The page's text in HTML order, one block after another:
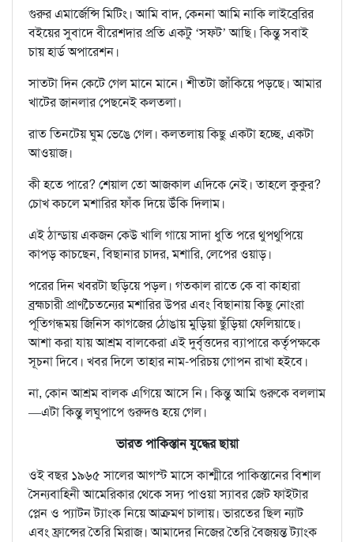
গুরুর এমার্জেন্সি মিটিং। আমি বাদ, কেননা আমি নাকি লাইব্রেরির
বইয়ের সুবাদে বীরেশদার প্রতি একটু ‘সফট’ আছি। কিন্তু সবাই
চায় হার্ড অপারেশন।
সাতটা দিন কেটে গেল মানে মানে। শীতটা জাঁকিয়ে পড়ছে। আমার
খাটের জানলার পেছনেই কলতলা।
রাত তিনটেয় ঘুম ভেঙে গেল। কলতলায় কিছু একটা হচ্ছে, একটা
আওয়াজ।
কী হতে পারে? শেয়াল তো আজকাল এদিকে নেই। তাহলে কুকুর?
চোখ কচলে মশারির ফাঁক দিয়ে উঁকি দিলাম।
এই ঠান্ডায় একজন কেউ খালি গায়ে সাদা ধুতি পরে থুপথুপিয়ে
কাপড় কাচছেন, বিছানার চাদর, মশারি, লেপের ওয়াড়।
পরের দিন খবরটা ছড়িয়ে পড়ল। গতকাল রাতে কে বা কাহারা
ব্রহ্মচারী প্রাণচৈতন্যের মশারির উপর এবং বিছানায় কিছু নোংরা
পূতিগন্ধময় জিনিস কাগজের ঠোঙায় মুড়িয়া ছুঁড়িয়া ফেলিয়াছে।
আশা করা যায় আশ্রম বালকেরা এই দুর্বৃত্তদের ব্যাপারে কর্তৃপক্ষকে
সূচনা দিবে। খবর দিলে তাহার নাম-পরিচয় গোপন রাখা হইবে।
না, কোন আশ্রম বালক এগিয়ে আসে নি। কিন্তু আমি গুরুকে বললাম
—এটা কিন্তু লঘুপাপে গুরুদণ্ড হয়ে গেল।
ভারত পাকিস্তান যুদ্ধের ছায়া
ওই বছর ১৯৬৫ সালের আগস্ট মাসে কাশ্মীরে পাকিস্তানের বিশাল
সৈন্যবাহিনী আমেরিকার থেকে সদ্য পাওয়া স্যাবর জেট ফাইটার
প্লেন ও প্যাটন ট্যাংক নিয়ে আক্রমণ চালায়। ভারতের ছিল ন্যাট
এবং ফ্রান্সের তৈরি মিরাজ। আমাদের নিজের তৈরি বৈজয়ন্ত ট্যাংক